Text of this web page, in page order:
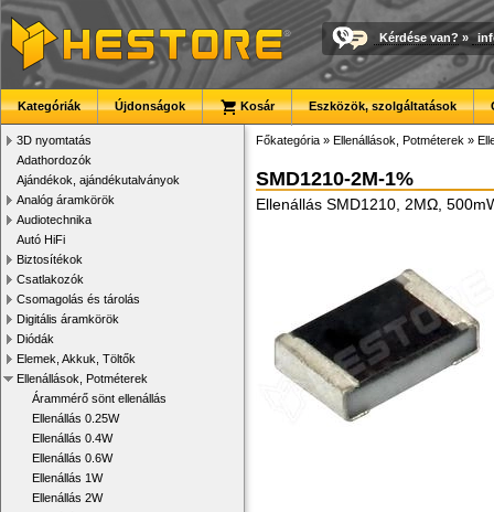
Kérdése van? »
Kategóriák Újdonságok Kosár Eszközök, szolgáltatások
3D nyomtatás
Adathordozók
Ajándékok, ajándékutalványok
Analóg áramkörök
Audiotechnika
Autó HiFi
Biztosítékok
Csatlakozók
Csomagolás és tárolás
Digitális áramkörök
Diódák
Elemek, Akkuk, Töltők
Ellenállások, Potméterek
Árammérő sönt ellenállás
Ellenállás 0.25W
Ellenállás 0.4W
Ellenállás 0.6W
Ellenállás 1W
Ellenállás 2W
Főkategória » Ellenállások, Potméterek »
SMD1210-2M-1%
Ellenállás SMD1210, 2MΩ,